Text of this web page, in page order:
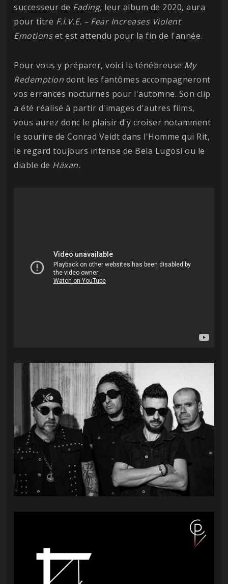
successeur de Fading, leur album de 2020, aura
pour titre F.I.V.E. – Fear Increases Violent
Emotionset est attendu pour la fin de l'année.
Pour vous y préparer, voici la ténébreuse My
Redemption dont les fantômes accompagneront
vos errances nocturnes pour l'automne. Son clip
a été réalisé à partir d'images d'autres films,
vous aurez donc le plaisir d'y croiser notamment
le sourire de Conrad Veidt dans l'Homme qui Rit,
le regard toujours intense de Bela Lugosi ou le
diable de Häxan.